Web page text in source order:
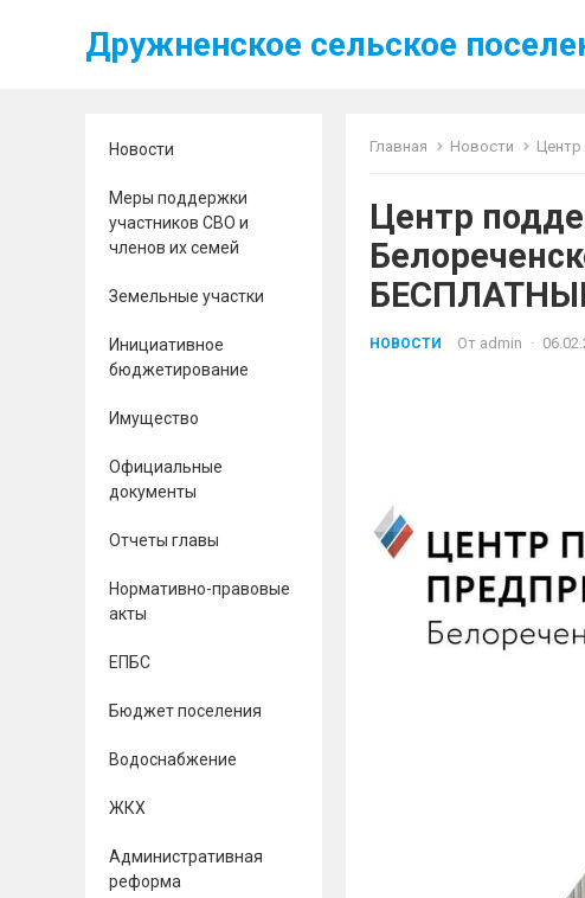
Дружненское сельское
Новости
Меры поддержки
участников СВО и
членов их семей
Земельные участки
Инициативное
бюджетирование
Имущество
Официальные
документы
Отчеты главы
Нормативно-правовые
акты
ЕПБС
Бюджет поселения
Водоснабжение
ЖКХ
Административная
реформа
Главная Новости Центр
Центр
НОВОСТИ От admin ·